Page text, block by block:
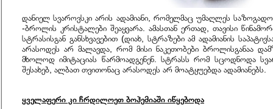
დანიელ სვაროვსკი არის ადამიანი, რომელმაც უმაღლეს
-ბროლის კრისტალები შეაყვარა. ამასთან ერთად, თავისი
სტრასისგან განსხვავებით (დიახ, სტრაზები ამ ადამიანის
არასოდეს არ მალავდა, რომ მისი ნაკეთობები ბროლისგანაა
მხოლოდ იმიტაციას წარმოადგენენ. სტრასს რომ სცოდნოდა
შესახებ, ალბათ თვითონაც არასოდეს არ მოატყუებდა ადამიანებს.
ყველაფერი კი ჩრდილოეთ ბოჰემიაში იწყებოდა